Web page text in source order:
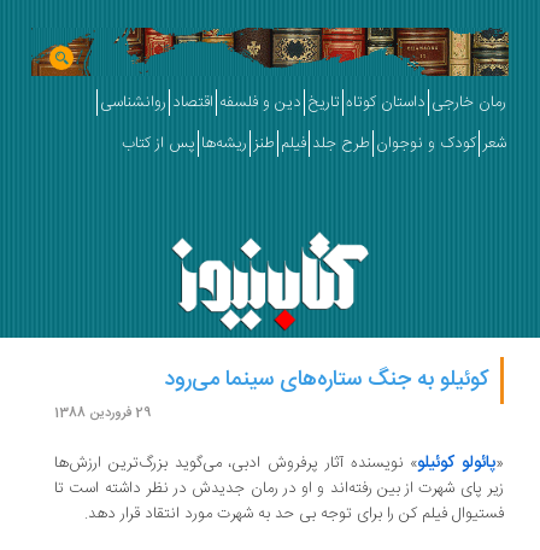
رمان خارجی داستان کوتاه تاریخ دین و فلسفه اقتصاد روانشناسی
شعر کودک و نوجوان طرح جلد فیلم طنز ریشه‌ها پس از کتاب
کوئیلو به جنگ ستاره‌های سینما می‌رود
29 فروردین 1388
«پائولو کوئیلو» نویسنده آثار پرفروش ادبی، می‌گوید بزرگ‌ترین ارزش‌ها
زیر پای شهرت از بین رفته‌اند و او در رمان جدیدش در نظر داشته است تا
فستیوال فیلم کن را برای توجه بی حد به شهرت مورد انتقاد قرار دهد.